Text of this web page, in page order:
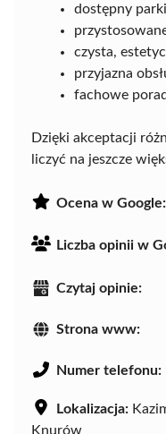
dostępny
czysta,
przyjazna
fachowe
Dzięki akceptacji
liczyć na jeszcze
Ocena w Google:
Liczba opinii w
Czytaj opinie:
Strona www:
Numer telefonu:
Lokalizacja:
Knurów